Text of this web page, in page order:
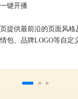
键开播
页提供最前沿的页面风格
包、品牌LOGO等自定